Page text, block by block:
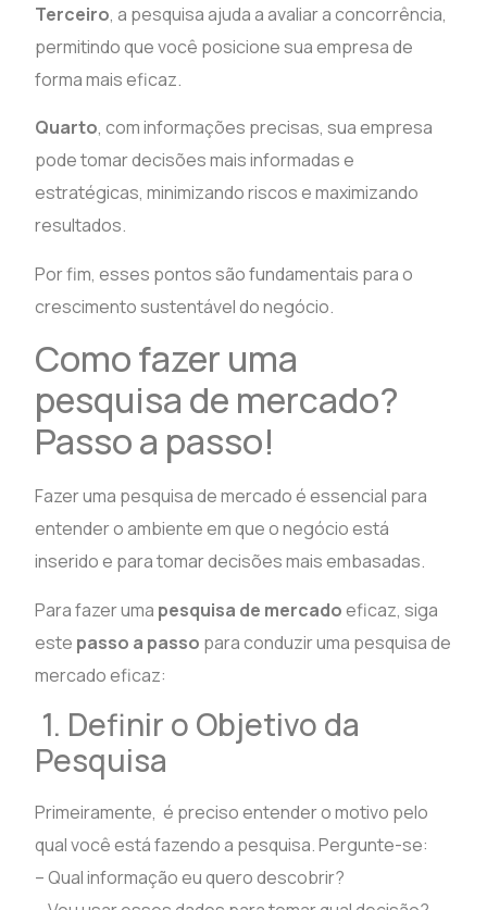
Terceiro, a pesquisa ajuda a avaliar a concorrência,
permitindo que você posicione sua empresa de
forma mais eficaz.
Quarto, com informações precisas, sua empresa
pode tomar decisões mais informadas e
estratégicas, minimizando riscos e maximizando
resultados.
Por fim, esses pontos são fundamentais para o
crescimento sustentável do negócio.
Como fazer uma
pesquisa de mercado?
Passo a passo!
Fazer uma pesquisa de mercado é essencial para
entender o ambiente em que o negócio está
inserido e para tomar decisões mais embasadas.
Para fazer uma pesquisa de mercadoeficaz, siga
este passo a passo para conduzir uma pesquisa de
mercado eficaz:
1. Definir o Objetivo da
Pesquisa
Primeiramente, é preciso entender o motivo pelo
qual você está fazendo a pesquisa. Pergunte-se:
– Qual informação eu quero descobrir?